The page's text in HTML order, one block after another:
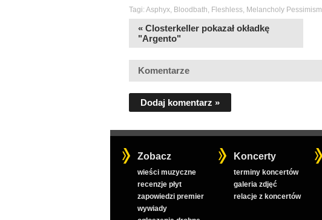
Tagi: Asphyx Bloodbath Fleshless Melancholy Pessimism
« Closterkeller pokazał okładkę
"Argento"
Komentarze
Dodaj komentarz »
Zobacz
wieści muzyczne
recenzje płyt
zapowiedzi premier
wywiady
Koncerty
terminy koncertów
galeria zdjęć
relacje z koncertów